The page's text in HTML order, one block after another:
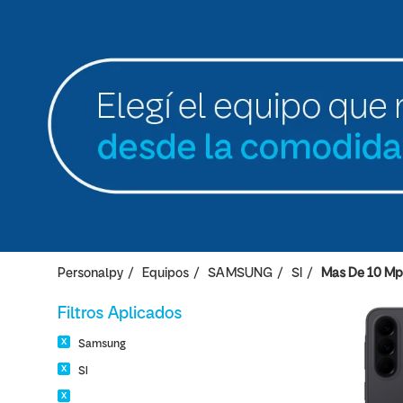
Personalpy Equipos SAMSUNG SI Mas De 10
Filtros Aplicados
Samsung
SI